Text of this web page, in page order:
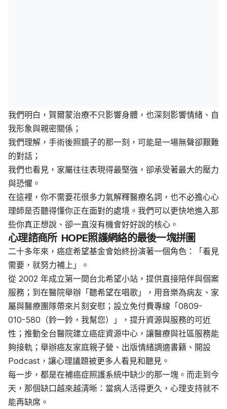
我們明白，賀爾蒙治療不只影響身體，也深刻影響情緒、自
我形象與親密關係；
我們理解，手術後照鏡子的那一刻，可能是一場無聲卻艱難
的對話；
我們也看見，家屬往往表現得最堅強，卻承受著最大的壓力
與恐懼。
在這裡，你不需要花很多力氣解釋醫療名詞，也不必擔心心
理師是否聽得懂你正在面對的處境。我們可以更快地進入那
些你真正想說、卻一直沒有機會好好說的核心。
心理諮商所 HOPE照護網絡的最後一塊拼圖
二十多年來，癌症希望基金會始終扮演著一個角色：「看見
需要，就努力補上」。
從 2002 年成立第一間台北希望小站，提供直接陪伴與個案
服務；到在醫院舉辦「聽希望在唱歌」，用音樂為病友、家
屬與醫療團隊帶來片刻安慰；設立免付費專線「0809-
010-580（鈴一鈴，我幫您）」，提升資源與服務的可近
性；推動全台醫院建立癌症資源中心，讓醫療與社區服務能
夠接軌；舉辦癌友家庭親子營、出版情緒調適書籍、開設
Podcast，讓心理議題被更多人看見和聽見。
每一步，都是在補癌症照護系統中缺少的那一塊。而走到今
天，那個缺口越來越清晰：當病人活得更久，心理支持就不
能再缺席。